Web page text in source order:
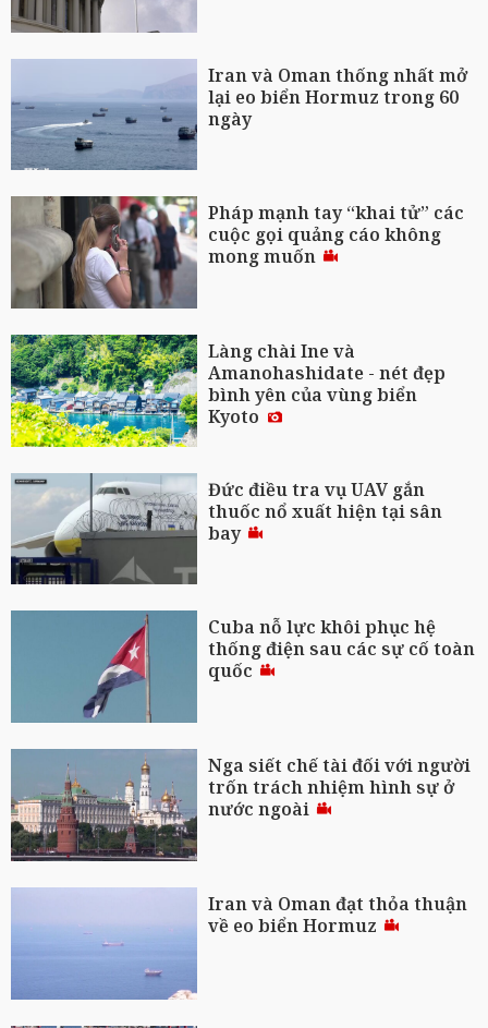
Iran và Oman thống nhất mở
lại eo biển Hormuz trong 60
ngày
Pháp mạnh tay “khai tử” các
cuộc gọi quảng cáo không
mong muốn
Làng chài Ine và
Amanohashidate - nét đẹp
bình yên của vùng biển
Kyoto
Đức điều tra vụ UAV gắn
thuốc nổ xuất hiện tại sân
bay
Cuba nỗ lực khôi phục hệ
thống điện sau các sự cố toàn
quốc
Nga siết chế tài đối với người
trốn trách nhiệm hình sự ở
nước ngoài
Iran và Oman đạt thỏa thuận
về eo biển Hormuz